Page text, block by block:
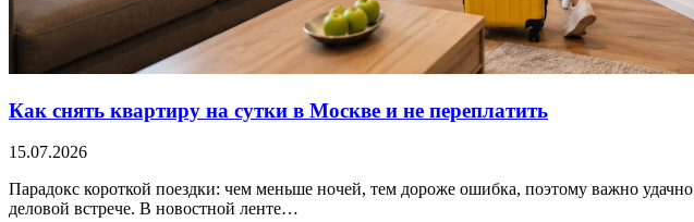
Как снять квартиру на сутки в Москве и не переплатить
15.07.2026
Парадокс короткой поездки: чем меньше ночей, тем дороже ошибка, поэтому важно удачно
деловой встрече. В новостной ленте…